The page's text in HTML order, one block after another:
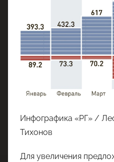
Инфографика «РГ» /
Тихонов
Для увеличения